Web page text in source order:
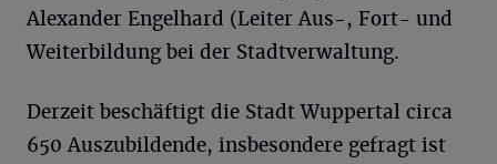
Alexander Engelhard (Leiter Aus-, Fort- und
Weiterbildung bei der Stadtverwaltung.
Derzeit beschäftigt die Stadt Wuppertal circa
650 Auszubildende, insbesondere gefragt ist